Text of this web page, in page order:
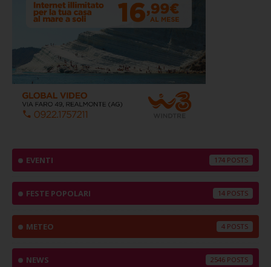
EVENTI 174
FESTE POPOLARI 14
METEO 4
NEWS 2546